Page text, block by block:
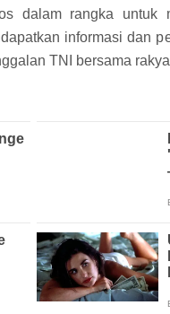
dalam rangka untuk
informasi dan
TNI bersama